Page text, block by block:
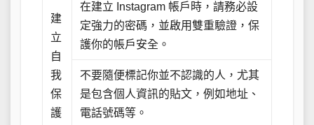
建
立
自
我
保
護
在建立 Instagram 帳戶時，請務必設
定強力的密碼，並啟用雙重驗證，保
護你的帳戶安全。
不要隨便標記你並不認識的人，尤其
是包含個人資訊的貼文，例如地址、
電話號碼等。